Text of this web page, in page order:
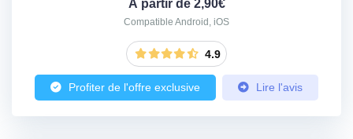
À partir de 2,90€
Compatible Android, iOS
4.9
Profiter de l'offre exclusive Lire l'avis